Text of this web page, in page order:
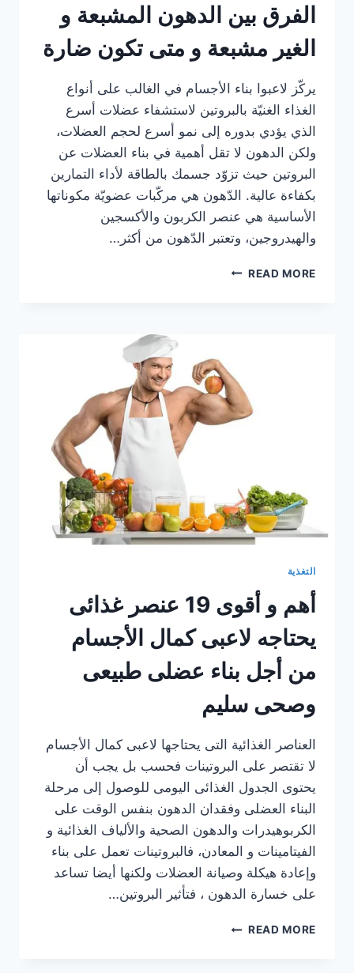
الفرق بين الدهون المشبعة و
الغير مشبعة و متى تكون ضارة
يركّز لاعبوا بناء الأجسام في الغالب على أنواع
الغذاء الغنيّة بالبروتين لاستشفاء عضلات أسرع
الذي يؤدي بدوره إلى نمو أسرع لحجم العضلات،
ولكن الدهون لا تقل أهمية في بناء العضلات عن
البروتين حيث تزوّد جسمك بالطاقة لأداء التمارين
بكفاءة عالية. الدّهون هي مركّبات عضويّة مكوناتها
الأساسية هي عنصر الكربون والأكسجين
والهيدروجين، وتعتبر الدّهون من أكثر…
READ MOREالفرق
مشبعة
متى
تكون
التغذية
أهم و أقوى 19 عنصر غذائى
يحتاجه لاعبى كمال الأجسام
من أجل بناء عضلى طبيعى
وصحى سليم
العناصر الغذائية التى يحتاجها لاعبى كمال الأجسام
لا تقتصر على البروتينات فحسب بل يجب أن
يحتوى الجدول الغذائى اليومى للوصول إلى مرحلة
البناء العضلى وفقدان الدهون بنفس الوقت على
الكربوهيدرات والدهون الصحية والألياف الغذائية و
الفيتامينات و المعادن، فالبروتينات تعمل على بناء
وإعادة هيكلة وصيانة العضلات ولكنها أيضا تساعد
على خسارة الدهون ، فتأثير البروتين…
READ MOREأهم